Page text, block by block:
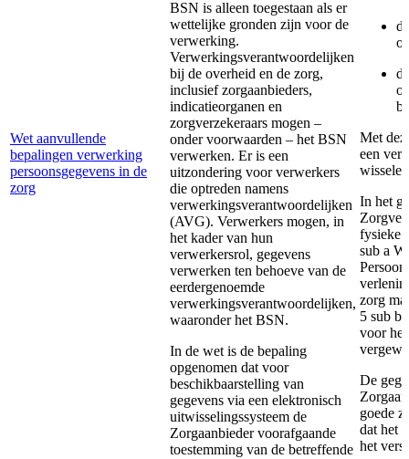
Wet aanvullende
bepalingen verwerking
persoonsgegevens in de
zorg
BSN is alleen toegestaan als er
wettelijke gronden zijn voor de
verwerking.
Verwerkingsverantwoordelijken
bij de overheid en de zorg,
inclusief zorgaanbieders,
indicatieorganen en
zorgverzekeraars mogen –
onder voorwaarden – het BSN
verwerken. Er is een
uitzondering voor verwerkers
die optreden namens
verwerkingsverantwoordelijken
(AVG). Verwerkers mogen, in
het kader van hun
verwerkersrol, gegevens
verwerken ten behoeve van de
eerdergenoemde
verwerkingsverantwoordelijken,
waaronder het BSN.
In de wet is de bepaling
opgenomen dat voor
beschikbaarstelling van
gegevens via een elektronisch
uitwisselingssysteem de
Zorgaanbieder voorafgaande
toestemming van de betreffende
Met
een
In het
fysieke
sub a
zorg
5 sub b
voor
De
goede
dat het
het